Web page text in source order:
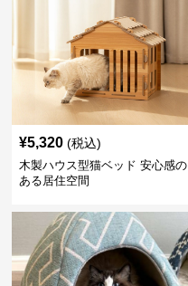
¥5,320 (税込)
木製ハウス型猫ベッド 安心感の
ある居住空間